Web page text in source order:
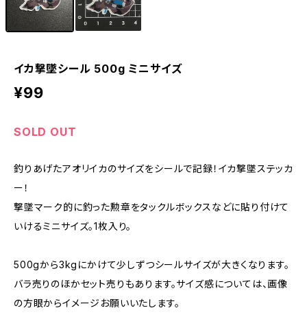
イカ撃墜シール 500g ミニサイズ
¥99
SOLD OUT
釣りあげたアオリイカのサイズをシールで記録！イカ撃墜ステッカ
ー！
撃墜マーク的に釣った勲章をタックルボックスなどに貼り付けて
いけるミニサイズ。1枚入り。
500gから3kgにかけて少しずつシールサイズが大きくなります。
バラ売りのほかセット売りもあります。サイズ感については、画像
の方眼からイメージお願いいたします。